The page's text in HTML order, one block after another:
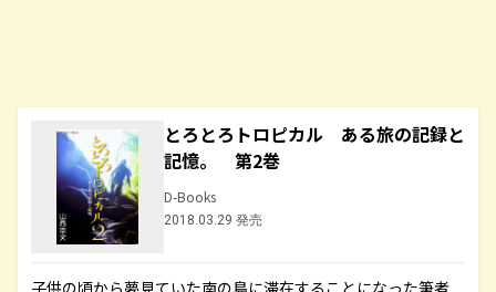
とろとろトロピカル ある旅の記録と
記憶。 第2巻
D-Books
2018.03.29 発売
子供の頃から夢見ていた南の島に滞在することになった筆者